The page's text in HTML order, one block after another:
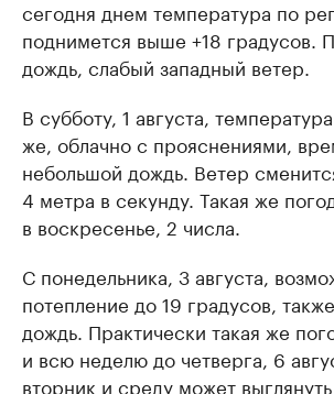
сегодня днем температура по
поднимется выше +18 градусов.
дождь, слабый западный ветер.
В субботу, 1 августа,
же, облачно с прояснениями,
небольшой дождь. Ветер
4 метра в секунду. Такая же
в воскресенье, 2 числа.
С понедельника, 3 августа,
потепление до 19 градусов,
дождь. Практически такая же
и всю неделю до четверга, 6
вторник и среду может